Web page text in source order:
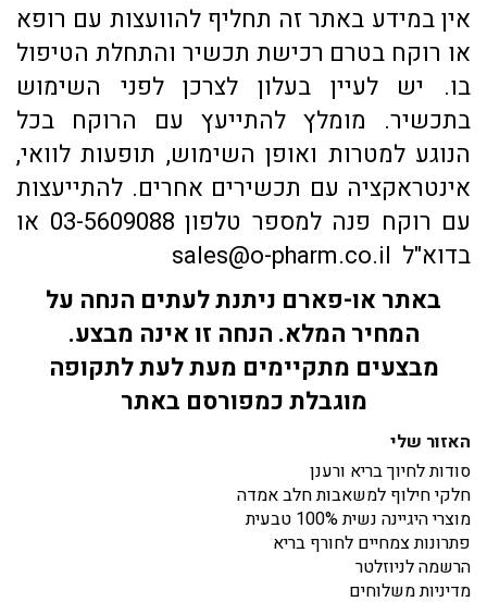
אין במידע באתר זה תחליף להוועצות עם רופא
או רוקח בטרם רכישת תכשיר והתחלת הטיפול
בו. יש לעיין בעלון לצרכן לפני השימוש
בתכשיר. מומלץ להתייעץ עם הרוקח בכל
הנוגע למטרות ואופן השימוש, תופעות לוואי,
אינטראקציה עם תכשירים אחרים. להתייעצות
עם רוקח פנה למספר טלפון 03-5609088 או
בדוא"ל sales@o-pharm.co.il
באתר או-פארם ניתנת לעתים הנחה על
המחיר המלא. הנחה זו אינה מבצע.
מבצעים מתקיימים מעת לעת לתקופה
מוגבלת כמפורסם באתר
האזור שלי
סודות לחיוך בריא ורענן
חלקי חילוף למשאבות חלב אמדה
מוצרי היגיינה נשית 100% טבעית
פתרונות צמחיים לחורף בריא
הרשמה לניוזלטר
מדיניות משלוחים